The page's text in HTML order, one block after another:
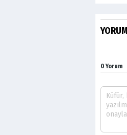
0 Yorum